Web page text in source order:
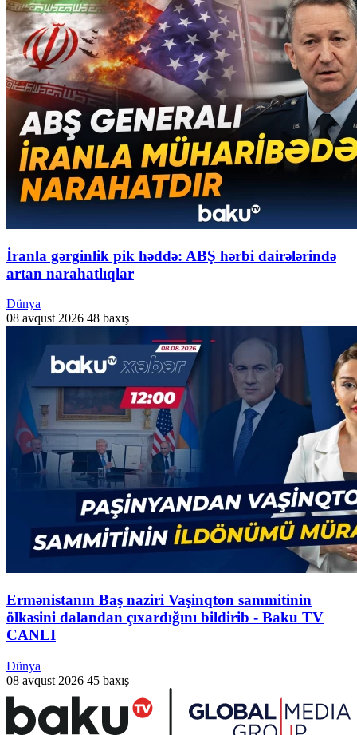
İranla gərginlik pik həddə: ABŞ hərbi dairələrində
artan narahatlıqlar
Dünya
08 avqust 2026 48 baxış
Ermənistanın Baş naziri Vaşinqton sammitinin
ölkəsini dalandan çıxardığını bildirib - Baku TV
CANLI
Dünya
08 avqust 2026 45 baxış